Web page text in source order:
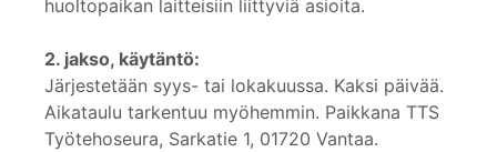
huoltopaikan laitteisiin liittyviä asioita.
2. jakso, käytäntö:
Järjestetään syys- tai lokakuussa. Kaksi päivää.
Aikataulu tarkentuu myöhemmin. Paikkana TTS
Työtehoseura, Sarkatie 1, 01720 Vantaa.